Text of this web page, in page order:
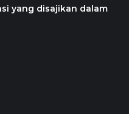
yang disajikan dalam